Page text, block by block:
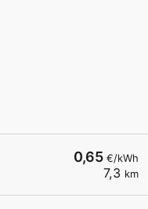
0,65 €/kWh
7,3 km